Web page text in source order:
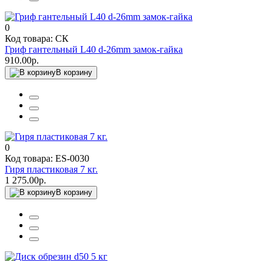
0
Код товара: СК
Гриф гантельный L40 d-26mm замок-гайка
910.00р.
В корзину
0
Код товара: ES-0030
Гиря пластиковая 7 кг.
1 275.00р.
В корзину